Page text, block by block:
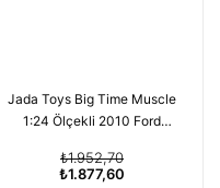
Jada Toys Big Time Muscle
1:24 Ölçekli 2010 Ford
Araba,
₺1.877,60
₺1.952,70